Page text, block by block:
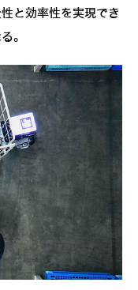
と効率性を実現でき
。